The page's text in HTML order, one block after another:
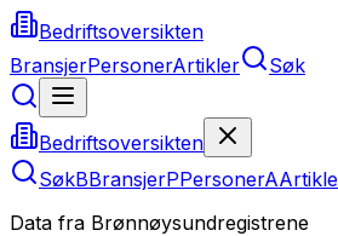
Bedriftsoversikten
BransjerPersonerArtikler Søk
Bedriftsoversikten
SøkBBransjerPPersonerA
Data fra Brønnøysundregistrene